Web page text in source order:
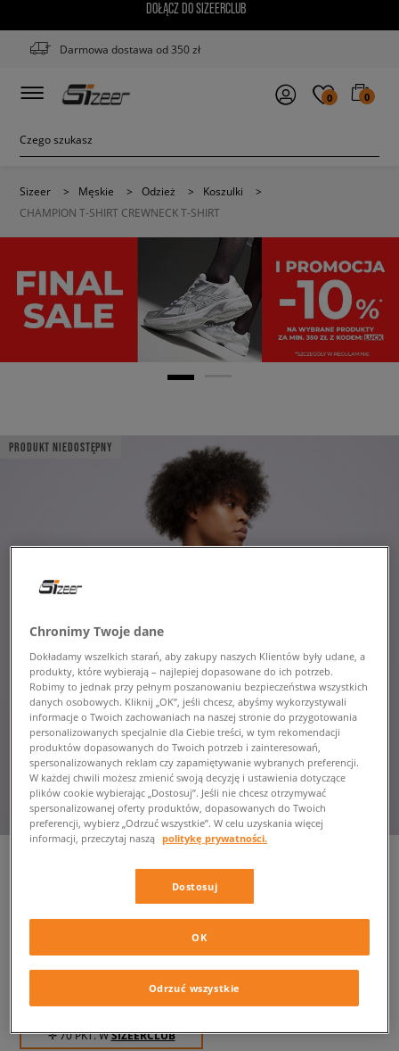
DOŁĄCZ DO SIZEERCLUB
Darmowa dostawa od 350 zł
0 0
Sizeer > Męskie > Odzież > Koszulki
>
CHAMPION T-SHIRT CREWNECK T-SHIRT
PRODUKT NIEDOSTĘPNY
CHAMPION T-SHIRT
CREWNECK T-SHIRT
✛ 70 PKT. WSIZEERCLUB
Chronimy Twoje dane
Dokładamy wszelkich starań, aby zakupy naszych Klientów były udane, a
produkty, które wybierają – najlepiej dopasowane do ich potrzeb.
Robimy to jednak przy pełnym poszanowaniu bezpieczeństwa wszystkich
danych osobowych. Kliknij „OK”, jeśli chcesz, abyśmy wykorzystywali
informacje o Twoich zachowaniach na naszej stronie do przygotowania
personalizowanych specjalnie dla Ciebie treści, w tym rekomendacji
produktów dopasowanych do Twoich potrzeb i zainteresowań,
spersonalizowanych reklam czy zapamiętywanie wybranych preferencji.
W każdej chwili możesz zmienić swoją decyzję i ustawienia dotyczące
plików cookie wybierając „Dostosuj”. Jeśli nie chcesz otrzymywać
spersonalizowanej oferty produktów, dopasowanych do Twoich
preferencji, wybierz „Odrzuć wszystkie”. W celu uzyskania więcej
informacji, przeczytaj naszą politykę prywatności.
Dostosuj
Odrzuć wszystkie
OK